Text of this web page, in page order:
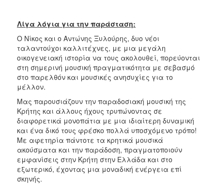
Λίγα λόγια για την παράσταση:
Ο Νίκος και ο Αντώνης Ξυλούρης, δυο νέοι
ταλαντούχοι καλλιτέχνες, με μια μεγάλη
οικογενειακή ιστορία να τους ακολουθεί, πορεύονται
στη σημερινή μουσική πραγματικότητα με σεβασμό
στο παρελθόν και μουσικές ανησυχίες για το
μέλλον.
Μας παρουσιάζουν την παραδοσιακή μουσική της
Κρήτης και άλλους ήχους τρυπώνοντας σε
διαφορετικά μονοπάτια με μια ιδιαίτερη δυναμική
και ένα δικό τους φρέσκο πολλά υποσχόμενο τρόπο!
Mε αφετηρία πάντοτε τα κρητικά μουσικά
ακούσματα και την παράδοση, πραγματοποιούν
εμφανίσεις στην Κρήτη στην Ελλάδα και στο
εξωτερικό, έχοντας μια μοναδική ενέργεια επί
σκηνής.